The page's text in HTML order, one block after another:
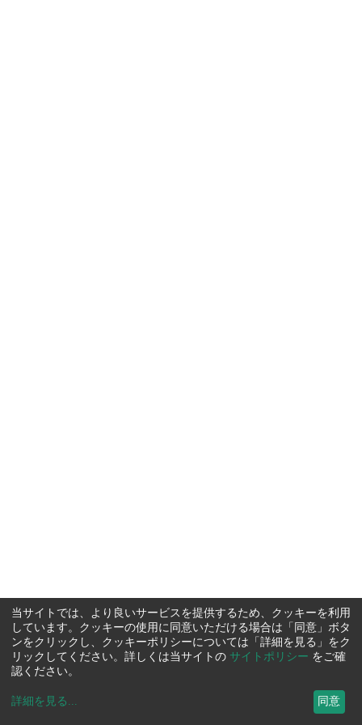
当サイトでは、より良いサービスを提供するため、クッキーを利用
しています。クッキーの使用に同意いただける場合は「同意」ボタ
ンをクリックし、クッキーポリシーについては「詳細を見る」をク
リックしてください。詳しくは当サイトの サイトポリシー をご確
認ください。
詳細を見る ... 同意